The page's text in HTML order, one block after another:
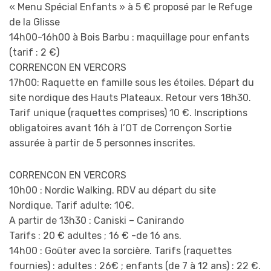
« Menu Spécial Enfants » à 5 € proposé par le Refuge
de la Glisse
14h00-16h00 à Bois Barbu : maquillage pour enfants
(tarif : 2 €)
CORRENCON EN VERCORS
17h00: Raquette en famille sous les étoiles. Départ du
site nordique des Hauts Plateaux. Retour vers 18h30.
Tarif unique (raquettes comprises) 10 €. Inscriptions
obligatoires avant 16h à l’OT de Corrençon Sortie
assurée à partir de 5 personnes inscrites.
CORRENCON EN VERCORS
10h00 : Nordic Walking. RDV au départ du site
Nordique. Tarif adulte: 10€.
A partir de 13h30 : Caniski – Canirando
Tarifs : 20 € adultes ; 16 € -de 16 ans.
14h00 : Goûter avec la sorcière. Tarifs (raquettes
fournies) : adultes : 26€ ; enfants (de 7 à 12 ans) : 22 €.